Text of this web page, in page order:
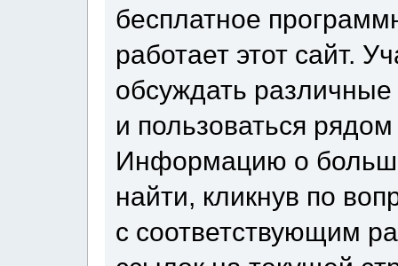
бесплатное
работает этот сайт.
обсуждать
и пользоваться
Информацию о
найти, кликнув по
с соответствующим